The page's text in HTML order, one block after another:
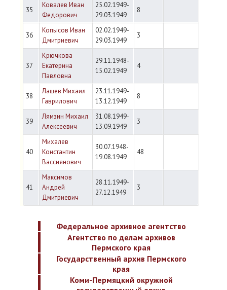
35
Ковалев Иван
Федорович
25.02.1949-
29.03.1949
8
36
Копысов Иван
Дмитриевич
02.02.1949-
29.03.1949
3
37
Крючкова
Екатерина
Павловна
29.11.1948-
15.02.1949
4
38
Лашев Михаил
Гаврилович
23.11.1949-
13.12.1949
8
39
Лямзин Михаил
Алексеевич
31.08.1949-
13.09.1949
3
40
Михалев
Константин
Вассиянович
30.07.1948-
19.08.1949
48
41
Максимов
Андрей
Дмитриевич
28.11.1949-
27.12.1949
3
Федеральное архивное агентство
Агентство по делам архивов
Пермского края
Государственный архив Пермского
края
Коми-Пермяцкий окружной